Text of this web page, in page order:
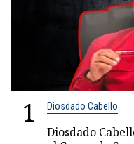
1 Diosdado Cabello
Diosdado